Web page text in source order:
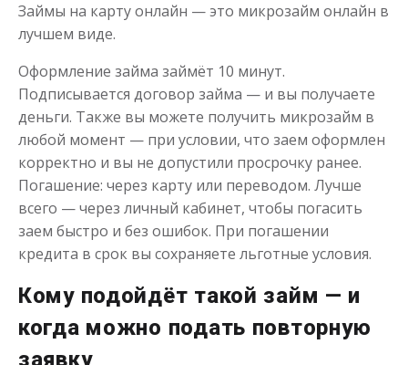
Деньги до зарплаты
Сумма до50 000₽
от 1 до 21 дня
Получить
Займы на карту онлайн — это микрозайм онлайн в
лучшем виде.
Оформление займа займёт 10 минут.
Подписывается договор займа — и вы получаете
деньги. Также вы можете получить микрозайм в
любой момент — при условии, что заем оформлен
корректно и вы не допустили просрочку ранее.
Погашение: через карту или переводом. Лучше
всего — через личный кабинет, чтобы погасить
заем быстро и без ошибок. При погашении
кредита в срок вы сохраняете льготные условия.
Кому подойдёт такой займ — и
когда можно подать повторную
заявку